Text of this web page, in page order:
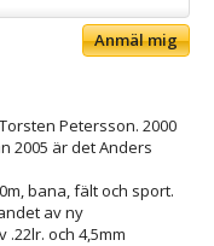
Anmäl mig
Petersson. 2000
2005 är det Anders
bana, fält och sport.
av ny
och 4,5mm